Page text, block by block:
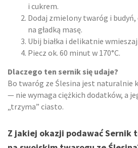
i cukrem.
Dodaj zmielony twaróg i budyń,
na gładką masę.
Ubij białka i delikatnie wmieszaj
Piecz ok. 60 minut w 170°C.
Dlaczego ten sernik się udaje?
Bo twaróg ze Ślesina jest naturalnie
— nie wymaga ciężkich dodatków, a
„trzyma” ciasto.
Z jakiej okazji podawać Sernik